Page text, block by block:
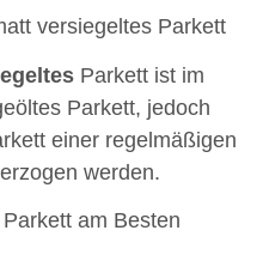
versiegeltes Parkett
Parkett ist im
Parkett, jedoch
einer regelmäßigen
werden.
am Besten